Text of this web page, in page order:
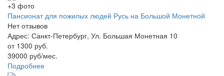
+3 фото
Пансионат для пожилых людей Русь на Большой Монетной
Нет отзывов
Адрес: Санкт-Петербург, Ул. Большая Монетная 10
от 1300 руб.
39000 руб/мес.
Подробнее